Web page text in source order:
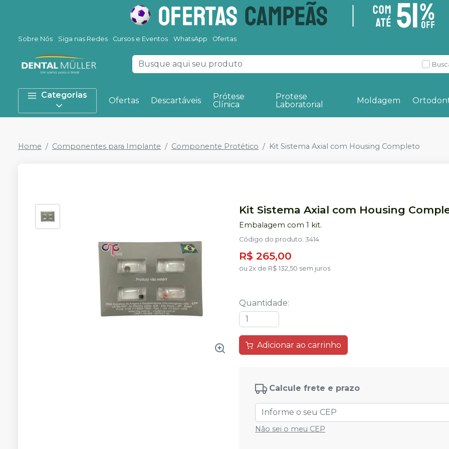
Sobre Nós Siga nas Redes Cursos e Eventos WhatsApp Ofertas
Categorias
Ofertas Descartáveis
Prótese
Clínica
Protese
Laboratorial
Moldagem
Home Componentes para Implante Componente Protético Kit Sistema Axial com Housing Completo
Kit Sistema Axial com Housing
Embalagem com 1 kit.
Código do produto:3414
R$ 265,00
ou 2x de R$ 132,50 sem juros
Quantidade:
Adicionar ao carrinho
Calcule frete e prazo
Não sei o meu CEP